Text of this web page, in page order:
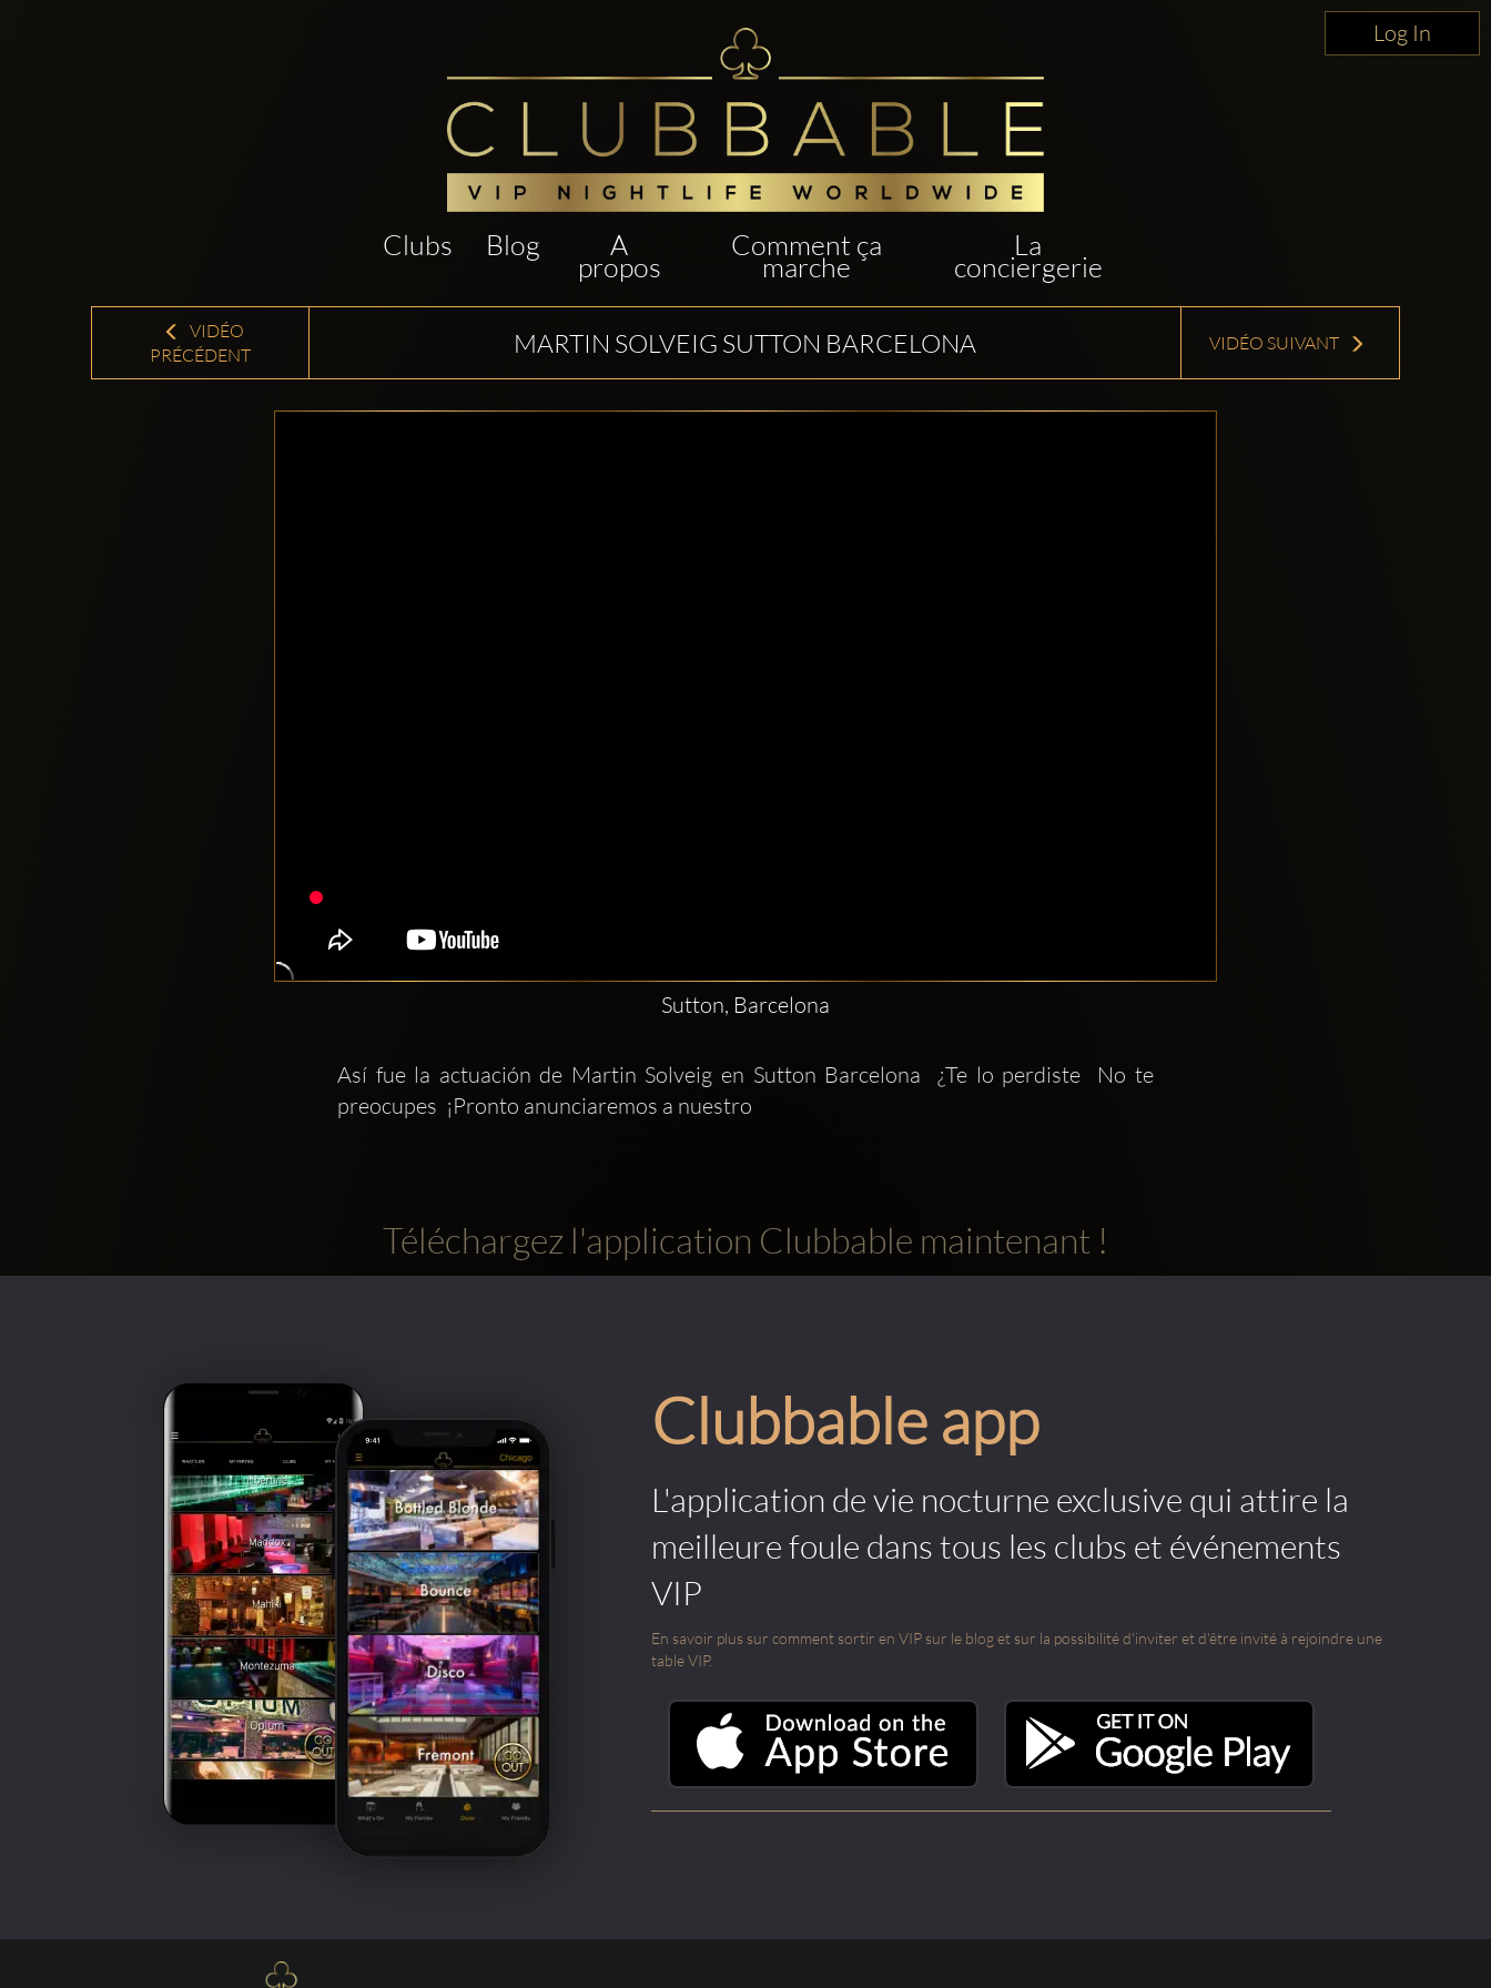
Log In
Clubs Blog A
propos
Comment ça
marche
La
conciergerie
VIDÉO
PRÉCÉDENT
MARTIN SOLVEIG SUTTON BARCELONA VIDÉO SUIVANT
Sutton, Barcelona
Así fue la actuación de Martin Solveig en Sutton Barcelona  ¿Te lo perdiste  No te
preocupes  ¡Pronto anunciaremos a nuestro
Téléchargez l'application Clubbable maintenant !
Clubbable app
L'application de vie nocturne exclusive qui attire la
meilleure foule dans tous les clubs et événements
VIP
En savoir plus sur comment sortir en VIP sur le blog et sur la possibilité d'inviter et d'être invité à rejoindre une
table VIP.